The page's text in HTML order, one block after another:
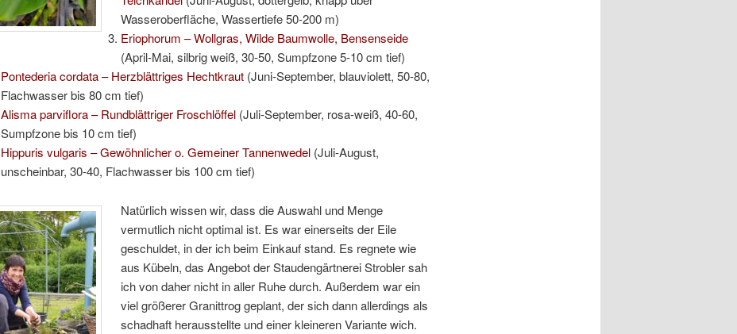
Wasseroberfläche, Wassertiefe 50-200 m)
Eriophorum – Wollgras, Wilde Baumwolle, Bensenseide
(April-Mai, silbrig weiß, 30-50, Sumpfzone 5-10 cm tief)
Pontederia cordata – Herzblättriges Hechtkraut (Juni-September, blauviolett, 50-80,
Flachwasser bis 80 cm tief)
Alisma parviflora – Rundblättriger Froschlöffel (Juli-September, rosa-weiß, 40-60,
Sumpfzone bis 10 cm tief)
Hippuris vulgaris – Gewöhnlicher o. Gemeiner Tannenwedel (Juli-August,
unscheinbar, 30-40, Flachwasser bis 100 cm tief)
Natürlich wissen wir, dass die Auswahl und Menge
vermutlich nicht optimal ist. Es war einerseits der Eile
geschuldet, in der ich beim Einkauf stand. Es regnete wie
aus Kübeln, das Angebot der Staudengärtnerei Strobler sah
ich von daher nicht in aller Ruhe durch. Außerdem war ein
viel größerer Granittrog geplant, der sich dann allerdings als
schadhaft herausstellte und einer kleineren Variante wich.